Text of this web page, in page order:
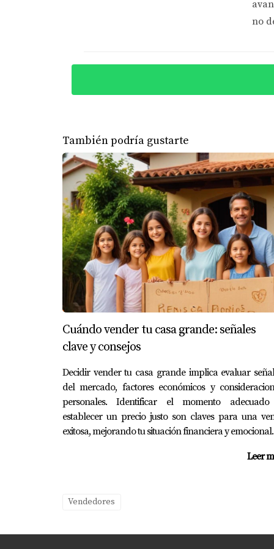
El marketing juega un papel crucial en la
Estrategias de Marketing Efectivas
Utiliza fotografías profesionales: Las
Crea descripciones atractivas: Resalta
Un enfoque proactivo hacia el marketing
ERROR 4: NO
Muchos vendedores piensan que pueden
agente inmobiliario puede resultar
Beneficios de Contratar a un
Conocimiento del mercado local: Un
Negociación experta: Pueden
Asesoramiento legal: Te guiarán a
Red de contactos: Tienen acceso a
Contar con un agente inmobiliario como
PREGUNTAS
¿Cuánto tiempo toma vender una
El tiempo promedio varía según el mercado,
valoradas.
Necesitarás documentos como el título de
no
También podría gustarte
Cuándo vender tu casa grande: señales
clave y consejos
Decidir vender tu casa grande implica evaluar
del mercado, factores económicos y
personales. Identificar el momento
establecer un precio justo son claves para una
exitosa, mejorando tu situación financiera y emocional.
Leer
Vendedores